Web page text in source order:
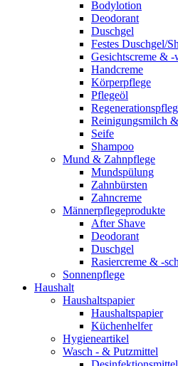
Bodylotion
Deodorant
Duschgel
Festes Duschgel/
Gesichtscreme & -
Handcreme
Körperpflege
Pflegeöl
Reinigungsmilch
Seife
Shampoo
Mund & Zahnpflege
Mundspülung
Zahnbürsten
Zahncreme
Männerpflegeprodukte
After Shave
Deodorant
Duschgel
Rasiercreme & -
Sonnenpflege
Haushalt
Haushaltspapier
Haushaltspapier
Küchenhelfer
Hygieneartikel
Wasch - & Putzmittel